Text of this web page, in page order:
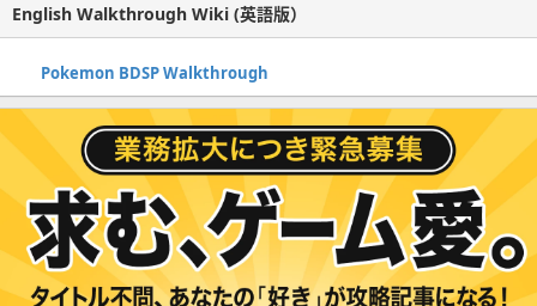
English Walkthrough Wiki (英語版）
Pokemon BDSP Walkthrough